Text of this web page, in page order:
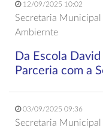
12/09/2025 10:02
Secretaria
Ambiernte
Da Escola
Parceria com a
03/09/2025 09:36
Secretaria Municipal